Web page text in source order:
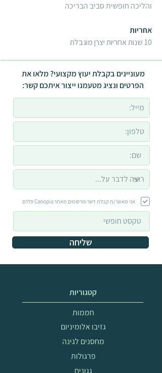
והליכה חופשית סביב הבריכה
אחריות
10 שנות אחריות יצרן מוגבלת
מעוניינים בקבלת יעוץ מקצועי? מלאו את
הפרטים ונציג מטעמנו ייצור איתכם קשר:
אני מאשר/ת קבלת דיוור ופרסומים מאתר Canopia פלרם
שליחה
קטגוריות
חממות
גזיבו אלומיניום
מחסנים לגינה
פרגולות
גגונים